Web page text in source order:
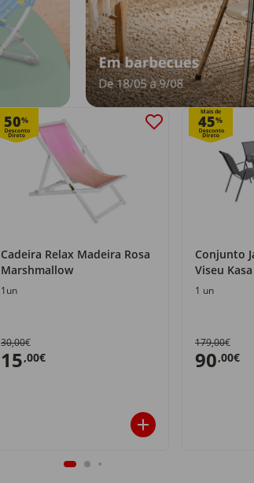
50%
Cadeira Relax Madeira Rosa
Marshmallow
1un
30,00€
15,00€
Mais de
45%
Conjunto
Viseu Kasa
1 un
179,00€
90,00€